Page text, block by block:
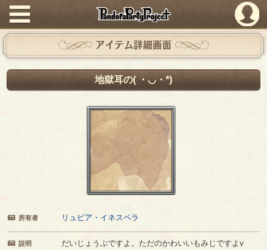
PandoraPartyProject
アイテム詳細画面
地獄耳の( ・◡・*)
所有者 リュビア・イネスペラ
説明 だいじょうぶですよ。ただのかわいいもみじですよv